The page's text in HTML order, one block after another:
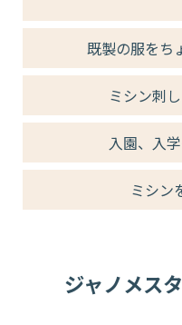
既製の服をち
ミシン刺
入園、入
ミシン
ジャノメス